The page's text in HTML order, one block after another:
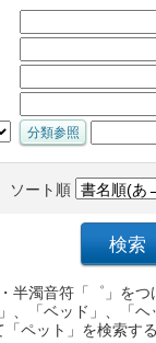
ソート順
半濁音符「゜」を
、「ベッド」、「
「ペット」を検索